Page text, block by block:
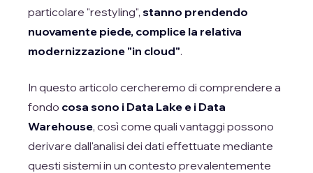
particolare "restyling", stanno prendendo
nuovamente piede, complice la relativa
modernizzazione "in cloud".
In questo articolo cercheremo di comprendere a
fondo cosa sono i Data Lake e i Data
Warehouse, così come quali vantaggi possono
derivare dall'analisi dei dati effettuate mediante
questi sistemi in un contesto prevalentemente